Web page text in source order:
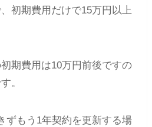
初期費用だけで15万円以上
期費用は10万円前後ですの
。
ずもう1年契約を更新する場